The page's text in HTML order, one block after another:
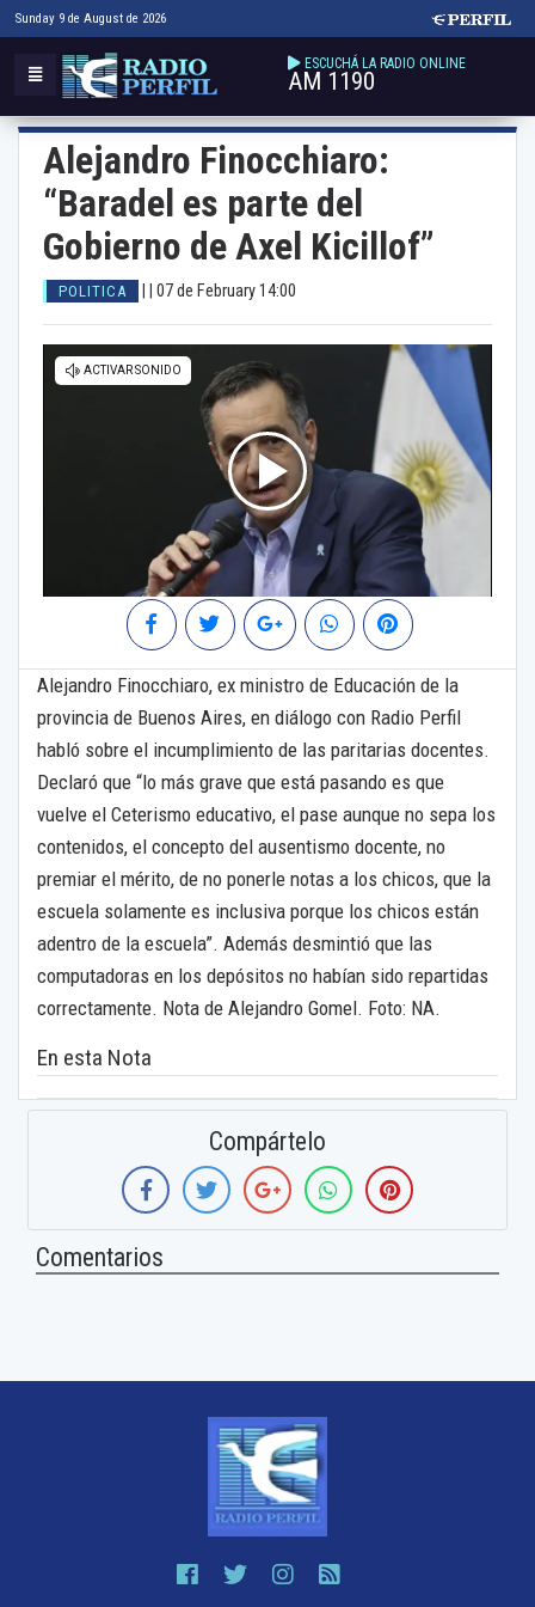
Sunday 9 de August de 2026
ESCUCHÁ LA RADIO ONLINE
AM 1190
Alejandro Finocchiaro:
“Baradel es parte del
Gobierno de Axel Kicillof”
POLITICA 07 de February 14:00
Alejandro Finocchiaro, ex ministro de Educación de la
provincia de Buenos Aires, en diálogo con Radio Perfil
habló sobre el incumplimiento de las paritarias docentes.
Declaró que “lo más grave que está pasando es que
vuelve el Ceterismo educativo, el pase aunque no sepa los
contenidos, el concepto del ausentismo docente, no
premiar el mérito, de no ponerle notas a los chicos, que la
escuela solamente es inclusiva porque los chicos están
adentro de la escuela”. Además desmintió que las
computadoras en los depósitos no habían sido repartidas
correctamente. Nota de Alejandro Gomel. Foto: NA.
En esta Nota
Compártelo
Comentarios